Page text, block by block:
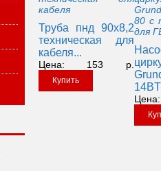
Труба пнд 90х8,2
техническая для
кабеля...
Цена: 153 р.
Купить
Цена: